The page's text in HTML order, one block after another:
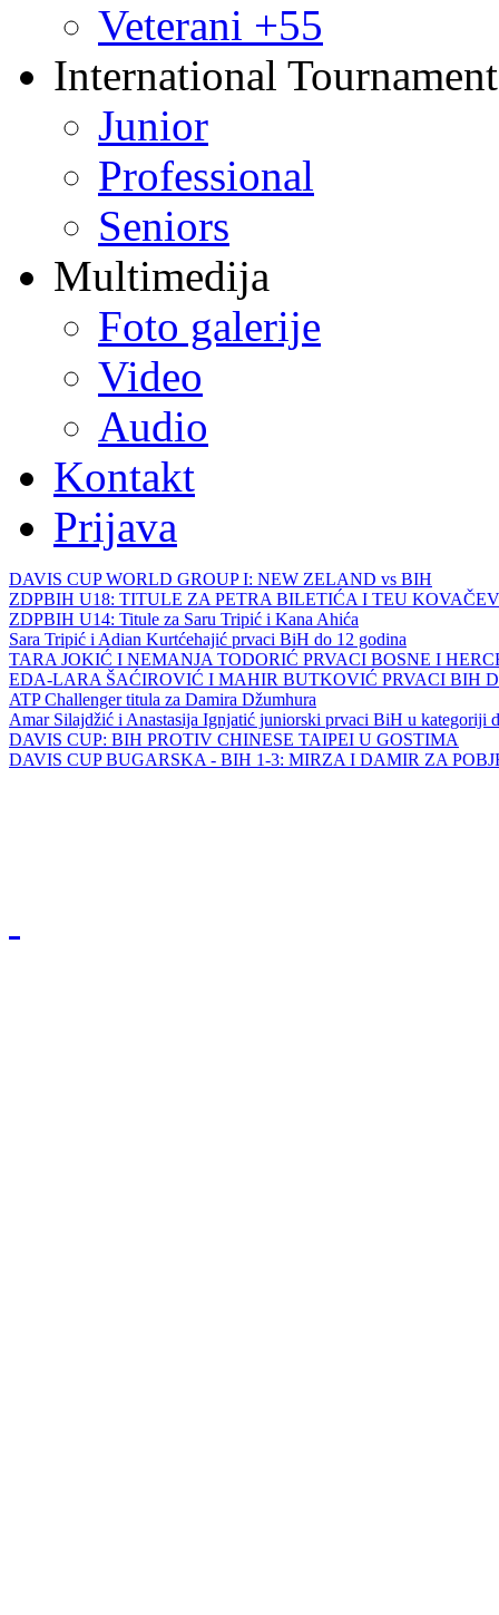
Veterani +55
International
Junior
Professional
Seniors
Multimedija
Foto galerije
Video
Audio
Kontakt
Prijava
DAVIS CUP WORLD GROUP I: NEW ZELAND vs BIH
ZDPBIH U18: TITULE ZA PETRA BILETIĆA I TEU
ZDPBIH U14: Titule za Saru Tripić i Kana Ahića
Sara Tripić i Adian Kurtćehajić prvaci BiH do 12 godina
TARA JOKIĆ I NEMANJA TODORIĆ PRVACI BOSNE I
EDA-LARA ŠAĆIROVIĆ I MAHIR BUTKOVIĆ PRVACI BIH
ATP Challenger titula za Damira Džumhura
Amar Silajdžić i Anastasija Ignjatić juniorski prvaci BiH u kategoriji
DAVIS CUP: BIH PROTIV CHINESE TAIPEI U GOSTIMA
DAVIS CUP BUGARSKA - BIH 1-3: MIRZA I DAMIR ZA